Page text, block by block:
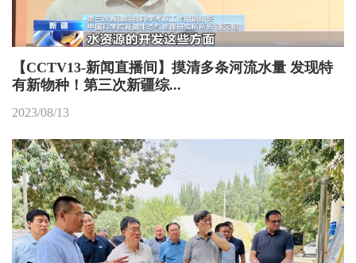
【CCTV13-新闻直播间】摸清多条河流水量 发现特
有新物种！第三次新疆综...
2023/08/13